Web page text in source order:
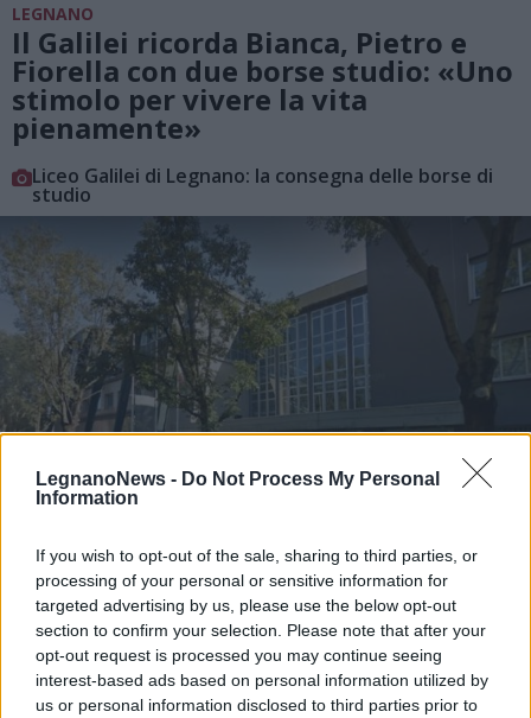
LegnanoNews - Do Not Process My Personal
Information
If you wish to opt-out of the sale, sharing to third parties, or
processing of your personal or sensitive information for
targeted advertising by us, please use the below opt-out
section to confirm your selection. Please note that after your
opt-out request is processed you may continue seeing
interest-based ads based on personal information utilized by
us or personal information disclosed to third parties prior to
LEGNANO
Il Galilei ricorda Bianca, Pietro e
Fiorella con due borse studio: «Uno
stimolo per vivere la vita
pienamente»
Liceo Galilei di Legnano: la consegna delle borse di
studio
LEGNANO
Al Liceo Galilei una borsa di studio
dedicata a Bianca Ballabio e Pietro
Calogero